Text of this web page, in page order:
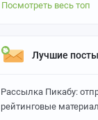
Посмотреть весь топ
Лучшие
Рассылка Пикабу:
рейтинговые